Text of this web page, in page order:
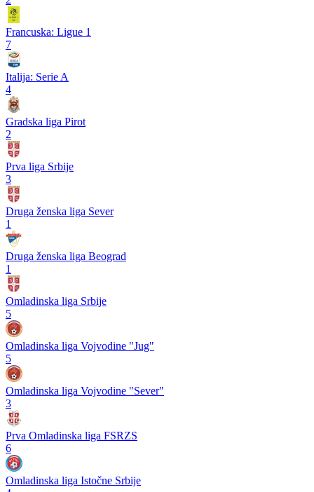
Francuska: Ligue 1
7
Italija: Serie A
4
Gradska liga Pirot
2
Prva liga Srbije
3
Druga ženska liga Sever
1
Druga ženska liga Beograd
1
Omladinska liga Srbije
5
Omladinska liga Vojvodine "Jug"
5
Omladinska liga Vojvodine "Sever"
3
Prva Omladinska liga FSRZS
6
Omladinska liga Istočne Srbije